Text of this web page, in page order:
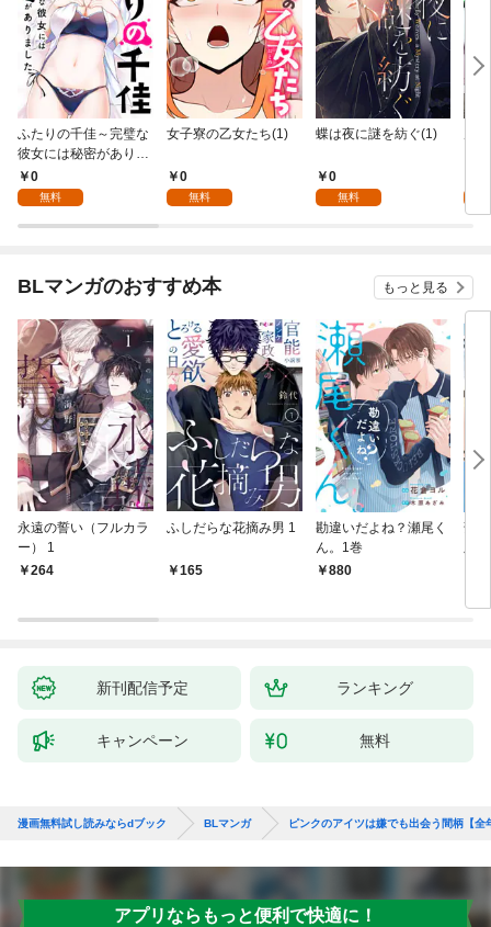
ふたりの千佳～完璧な
彼女には秘密がありま
した(1)
0
無料
女子寮の乙女たち(1)
0
無料
蝶は夜に謎を紡ぐ(1)
0
無料
BLマンガのおすすめ本 もっと見る
永遠の誓い（フルカラ
ー） 1
264
ふしだらな花摘み男 1
165
勘違いだよね？瀬尾く
ん。1巻
880
薄
版
新刊配信予定 ランキング
キャンペーン 無料
漫画無料試し読みならdブック BLマンガ ピンクのアイツは嫌でも出会う間柄【全
アプリならもっと便利で快適に！